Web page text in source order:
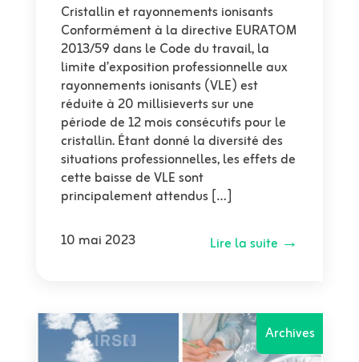
Cristallin et rayonnements ionisants
Conformément à la directive EURATOM
2013/59 dans le Code du travail, la
limite d’exposition professionnelle aux
rayonnements ionisants (VLE) est
réduite à 20 millisieverts sur une
période de 12 mois consécutifs pour le
cristallin. Étant donné la diversité des
situations professionnelles, les effets de
cette baisse de VLE sont
principalement attendus […]
10 mai 2023
Lire la suite →
Archives